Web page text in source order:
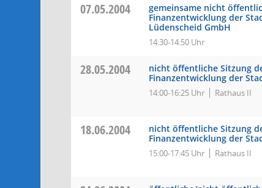
07.05.2004
gemeinsame nicht
Finanzentwicklung der
Lüdenscheid GmbH
14:30-14:50 Uhr
28.05.2004
nicht öffentliche Sitzung
Finanzentwicklung der
14:00-16:25 Uhr Rathaus II
18.06.2004
nicht öffentliche Sitzung
Finanzentwicklung der
15:00-17:45 Uhr Rathaus II